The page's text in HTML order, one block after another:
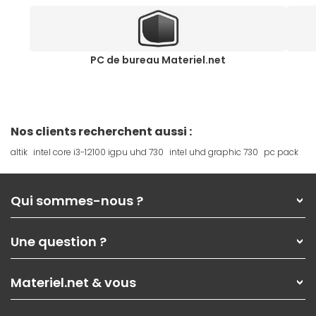
PC de bureau Materiel.net
Nos clients recherchent aussi :
altik intel core i3-12100 igpu uhd 730 intel uhd graphic 730 pc pack
Qui sommes-nous ?
Nos services
Les magasins Materiel.net
Nos solutions pour les pros
Contactez-nous
Une question ?
Paiement, livraison
Garanties,Pack Zen
Materiel.net & vous